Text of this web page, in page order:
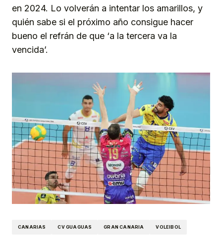
en 2024. Lo volverán a intentar los amarillos, y
quién sabe si el próximo año consigue hacer
bueno el refrán de que ‘a la tercera va la
vencida’.
CANARIAS CV GUAGUAS GRAN CANARIA VOLEIBOL